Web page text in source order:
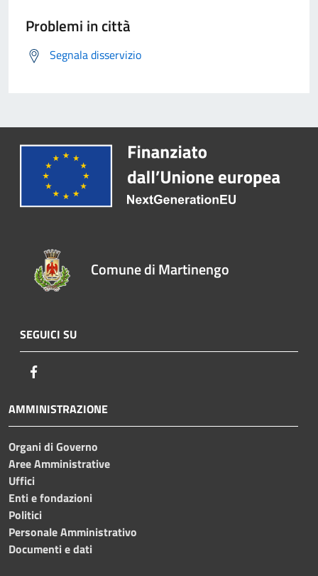
Problemi in città
Segnala disservizio
Comune di Martinengo
SEGUICI SU
AMMINISTRAZIONE
Organi di Governo
Aree Amministrative
Uffici
Enti e fondazioni
Politici
Personale Amministrativo
Documenti e dati